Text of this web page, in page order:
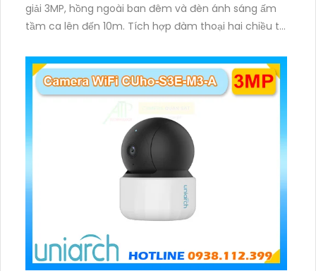
giải 3MP, hồng ngoài ban đêm và đèn ánh sáng ấm
tầm ca lên đến 10m. Tích hợp đàm thoại hai chiều to